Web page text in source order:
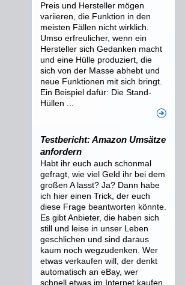
Preis und Hersteller mögen
variieren, die Funktion in den
meisten Fällen nicht wirklich.
Umso erfreulicher, wenn ein
Hersteller sich Gedanken macht
und eine Hülle produziert, die
sich von der Masse abhebt und
neue Funktionen mit sich bringt.
Ein Beispiel dafür: Die Stand-
Hüllen ...
Testbericht: Amazon Umsätze
anfordern
Habt ihr euch auch schonmal
gefragt, wie viel Geld ihr bei dem
großen A lasst? Ja? Dann habe
ich hier einen Trick, der euch
diese Frage beantworten könnte.
Es gibt Anbieter, die haben sich
still und leise in unser Leben
geschlichen und sind daraus
kaum noch wegzudenken. Wer
etwas verkaufen will, der denkt
automatisch an eBay, wer
schnell etwas im Internet kaufen